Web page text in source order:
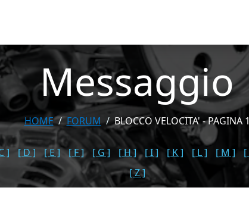
Messaggio
HOME FORUM BLOCCO VELOCITA' - PAGINA 1
] [ D ] [ E ] [ F ] [ G ] [ H ] [ I ] [ K ] [ L ] [ M ] [
[ Z ]